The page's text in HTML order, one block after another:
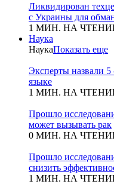
Ликвидирован
с Украины для
1 МИН. НА
Наука
НаукаПоказать еще
Эксперты назвали
языке
1 МИН. НА
Прошло
может вызывать рак
0 МИН. НА
Прошло
снизить
1 МИН. НА